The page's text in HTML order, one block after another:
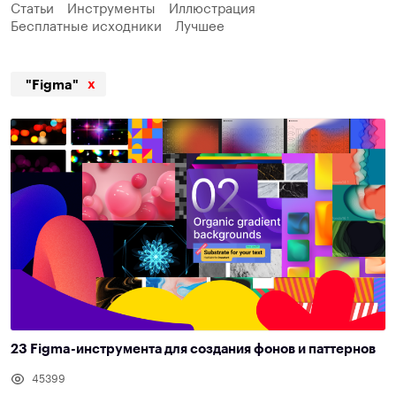
Статьи Инструменты
Иллюстрация
Бесплатные исходники
Лучшее
"Figma" x
23 Figma-инструмента для создания фонов и паттернов
45399